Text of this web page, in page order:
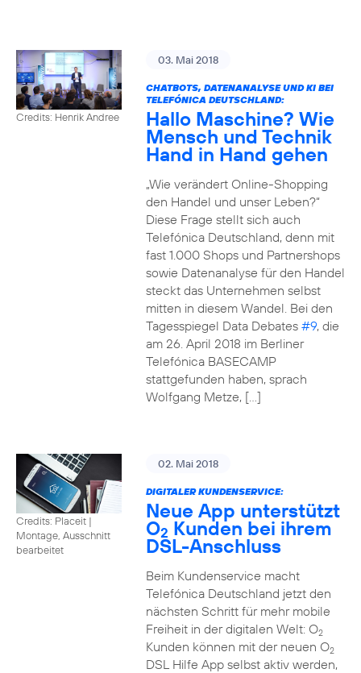
Credits: Henrik Andree
03. Mai 2018
CHATBOTS, DATENANALYSE UND KI BEI
TELEFÓNICA DEUTSCHLAND:
Hallo Maschine? Wie
Mensch und Technik
Hand in Hand gehen
„Wie verändert Online-Shopping
den Handel und unser Leben?“
Diese Frage stellt sich auch
Telefónica Deutschland, denn mit
fast 1.000 Shops und Partnershops
sowie Datenanalyse für den Handel
steckt das Unternehmen selbst
mitten in diesem Wandel. Bei den
Tagesspiegel Data Debates #9, die
am 26. April 2018 im Berliner
Telefónica BASECAMP
stattgefunden haben, sprach
Wolfgang Metze, […]
Credits: Placeit |
Montage, Ausschnitt
bearbeitet
02. Mai 2018
DIGITALER KUNDENSERVICE:
Neue App unterstützt
O2 Kunden bei ihrem
DSL-Anschluss
Beim Kundenservice macht
Telefónica Deutschland jetzt den
nächsten Schritt für mehr mobile
Freiheit in der digitalen Welt: O2
Kunden können mit der neuen O2
DSL Hilfe App selbst aktiv werden,